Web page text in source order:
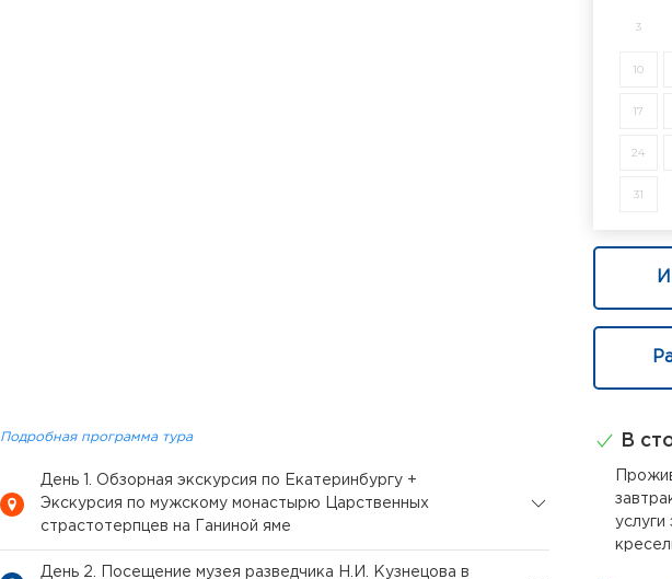
3
10
17
24
31
Подробная программа тура
День 1. Обзорная экскурсия по Екатеринбургу +
Экскурсия по мужскому монастырю Царственных
страстотерпцев на Ганиной яме
День 2. Посещение музея разведчика Н.И. Кузнецова в
В
услуги